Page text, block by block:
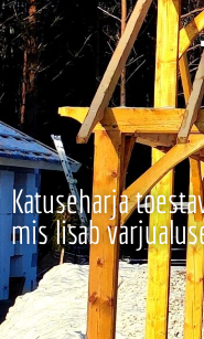
Katuseharja
mis lisab